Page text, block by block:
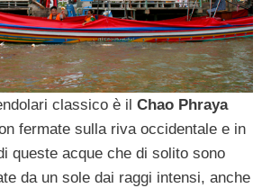
classico è il Chao Phraya
fermate sulla riva occidentale e in
queste acque che di solito sono
da un sole dai raggi intensi, anche